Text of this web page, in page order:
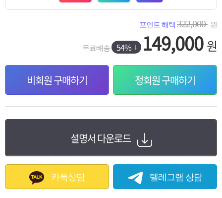
포인트 해택 322,000 원
무료배송 54% 149,000원
비회원 구매하기 정회원 구매하기
설명서 다운로드
카톡상담 텔레그램 상담